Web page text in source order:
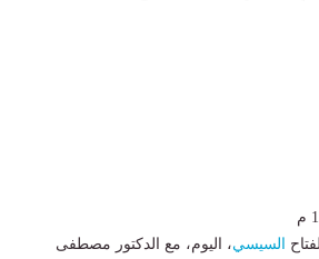
السيسي، اليوم، مع الدكتور مصطفى